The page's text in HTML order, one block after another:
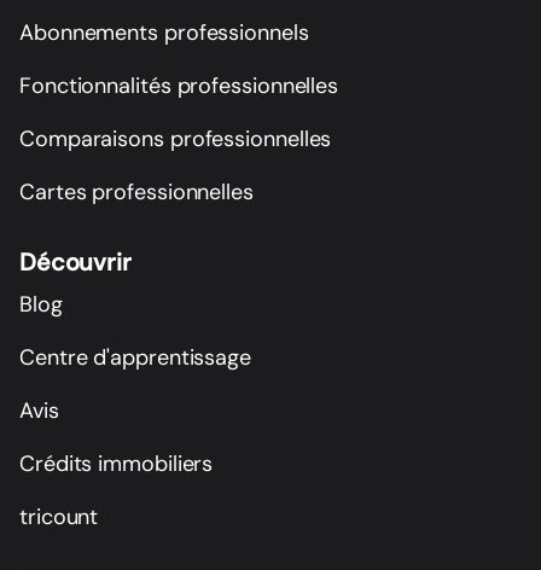
Abonnements professionnels
Fonctionnalités professionnelles
Comparaisons professionnelles
Cartes professionnelles
Découvrir
Blog
Centre d'apprentissage
Avis
Crédits immobiliers
tricount